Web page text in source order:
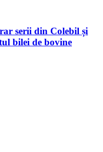
serii din Colebil și
bilei de bovine